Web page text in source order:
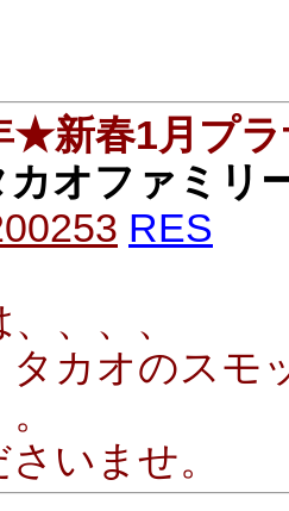
★新春1月プ
カオファミリ
RES
、、、
タカオのスモ
いませ。